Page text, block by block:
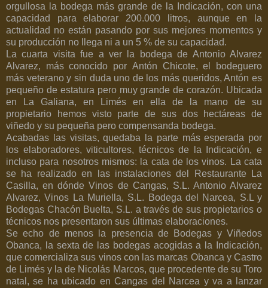
orgullosa la bodega más grande de la Indicación, con una
capacidad para elaborar 200.000 litros, aunque en la
actualidad no están pasando por sus mejores momentos y
su producción no llega ni a un 5 % de su capacidad.
La cuarta visita fue a ver la bodega de Antonio Alvarez
Alvarez, más conocido por Antón Chicote, el bodeguero
más veterano y sin duda uno de los más queridos, Antón es
pequeño de estatura pero muy grande de corazón. Ubicada
en La Galiana, en Limés en ella de la mano de su
propietario hemos visto parte de sus dos hectáreas de
viñedo y su pequeña pero compensanda bodega.
Acabadas las visitas, quedaba la parte más esperada por
los elaboradores, viticultores, técnicos de la Indicación, e
incluso para nosotros mismos: la cata de los vinos. La cata
se ha realizado en las instalaciones del Restaurante La
Casilla, en dónde Vinos de Cangas, S.L. Antonio Alvarez
Alvarez, Vinos La Muriella, S.L. Bodega del Narcea, S.L y
Bodegas Chacón Buelta, S.L. a través de sus propietarios o
técnicos nos presentaron sus últimas elaboraciones.
Se echo de menos la presencia de Bodegas y Viñedos
Obanca, la sexta de las bodegas acogidas a la Indicación,
que comercializa sus vinos con las marcas Obanca y Castro
de Limés y la de Nicolás Marcos, que procedente de su Toro
natal, se ha ubicado en Cangas del Narcea y va a lanzar